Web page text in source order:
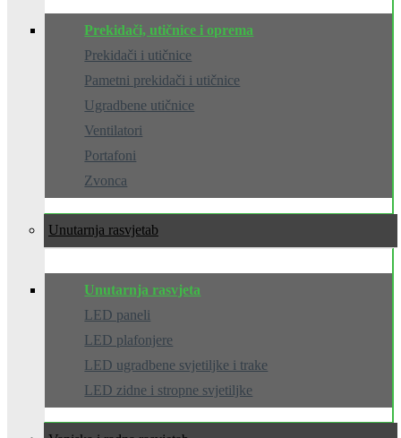
Prekidači, utičnice i oprema
Prekidači i utičnice
Pametni prekidači i utičnice
Ugradbene utičnice
Ventilatori
Portafoni
Zvonca
Unutarnja rasvjeta
Unutarnja rasvjeta
LED paneli
LED plafonjere
LED ugradbene svjetiljke i trake
LED zidne i stropne svjetiljke